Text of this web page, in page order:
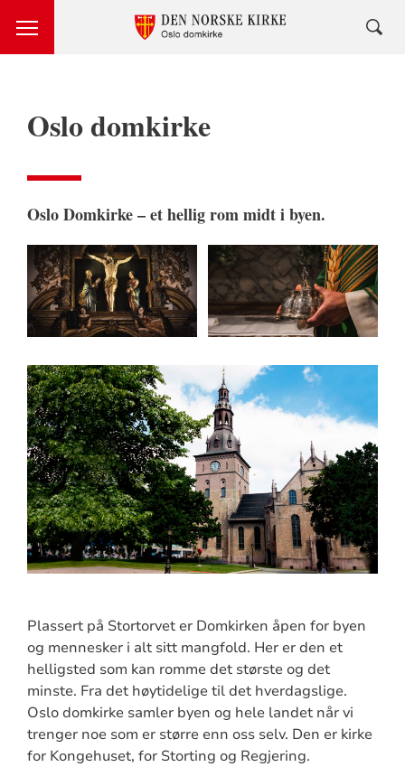
Oslo domkirke
Oslo Domkirke – et hellig rom midt i byen.
Plassert på Stortorvet er Domkirken åpen for byen
og mennesker i alt sitt mangfold. Her er den et
helligsted som kan romme det største og det
minste. Fra det høytidelige til det hverdagslige.
Oslo domkirke samler byen og hele landet når vi
trenger noe som er større enn oss selv. Den er kirke
for Kongehuset, for Storting og Regjering.